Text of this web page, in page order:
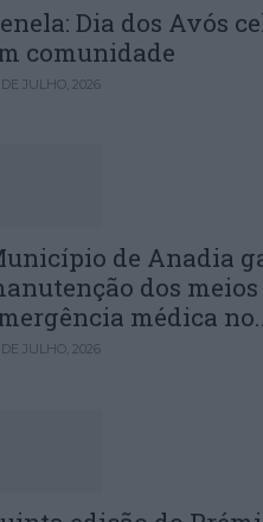
Dia dos Avós
comunidade
JULHO, 2026
de Anadia
dos meios
médica
JULHO, 2026